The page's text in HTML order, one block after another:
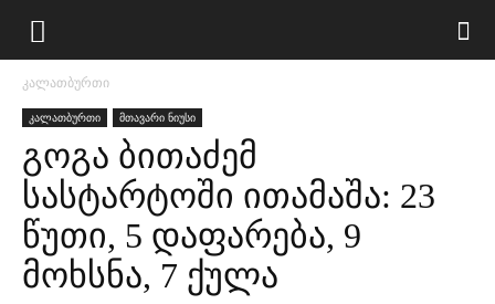
კალათბურთი
კალათბურთი მთავარი ნიუსი
გოგა ბითაძემ
სასტარტოში ითამაშა: 23
წუთი, 5 დაფარება, 9
მოხსნა, 7 ქულა